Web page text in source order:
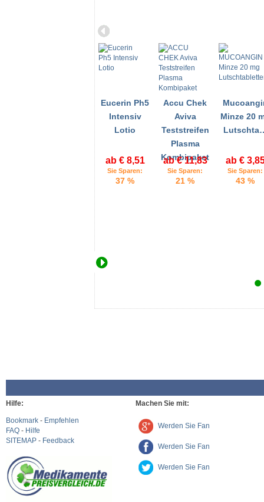
Eucerin Ph5
Intensiv
Lotio
ab € 8,51
Sie Sparen:
37 %
Accu Chek
Aviva
Teststreifen
Plasma
Kombipaket
ab € 11,83
Sie Sparen:
21 %
Minze 20
ab €
Sie Sparen:
43 %
Hilfe:
Bookmark - Empfehlen
FAQ - Hilfe
SITEMAP - Feedback
Machen Sie mit:
Werden Sie Fan
Werden Sie Fan
Werden Sie Fan